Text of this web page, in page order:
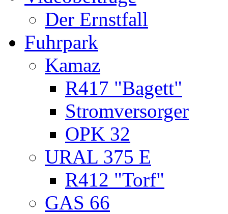
Der Ernstfall
Fuhrpark
Kamaz
R417 "Bagett"
Stromversorger
OPK 32
URAL 375 E
R412 "Torf"
GAS 66